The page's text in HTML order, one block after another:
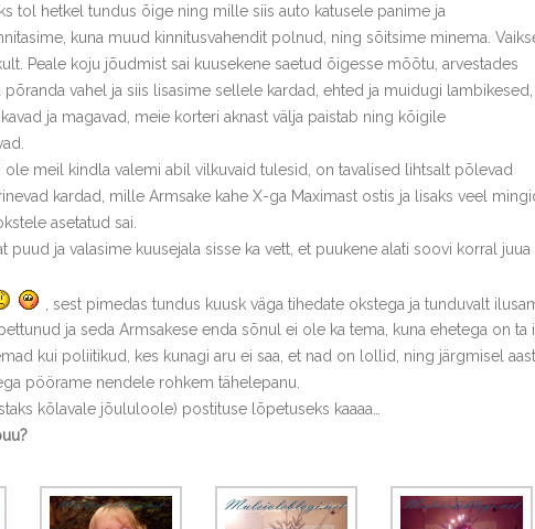
tol hetkel tundus õige ning mille siis auto katusele panime ja
kuna muud kinnitusvahendit polnud, ning sõitsime minema.
Peale koju jõudmist sai kuusekene saetud õigesse mõõtu, arvestades
vahel ja siis lisasime sellele kardad, ehted ja muidugi lambikesed,
ja magavad, meie korteri aknast välja paistab ning kõigile
ole meil kindla valemi abil vilkuvaid tulesid, on tavalised lihtsalt põlevad
kardad, mille Armsake kahe X-ga Maximast ostis ja lisaks veel
asetatud sai.
ja valasime kuusejala sisse ka vett, et puukene alati soovi korral juua
, sest pimedas tundus kuusk väga tihedate okstega ja tunduvalt
ja seda Armsakese enda sõnul ei ole ka tema, kuna ehetega on ta
kui poliitikud, kes kunagi aru ei saa, et nad on lollid, ning järgmisel
pöörame nendele rohkem tähelepanu.
kõlavale jõululoole) postituse lõpetuseks kaaaa…